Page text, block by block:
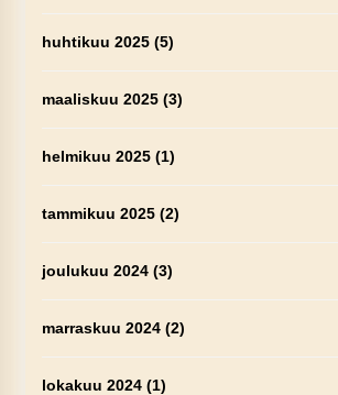
huhtikuu 2025(5)
maaliskuu 2025(3)
helmikuu 2025(1)
tammikuu 2025(2)
joulukuu 2024(3)
marraskuu 2024(2)
lokakuu 2024(1)